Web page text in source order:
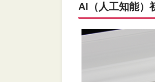
AI（人工知能）